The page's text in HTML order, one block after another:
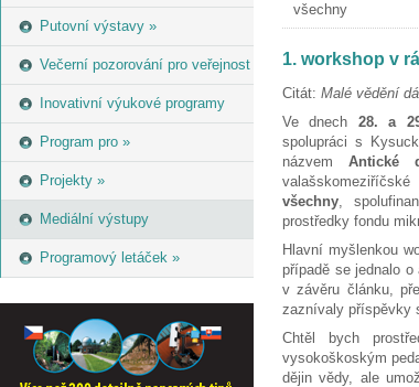
Putovní výstavy »
Večerní pozorování pro veřejnost
Inovativní výukové programy
Program pro »
Projekty »
Mediální výstupy
Programový letáček »
všechny
1. workshop v
Citát: Malé vědění
Ve dnech 28. a
spolupráci s
názvem Antické
všechny,
prostředky fondu
Hlavní myšlenkou
případě se jednalo
v závěru článku,
zaznívaly příspěvky
Chtěl bych
vysokoškoským
dějin vědy, ale